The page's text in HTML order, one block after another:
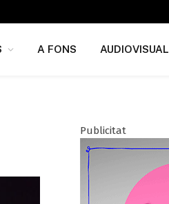
A FONS AUDIOVISUAL
Publicitat